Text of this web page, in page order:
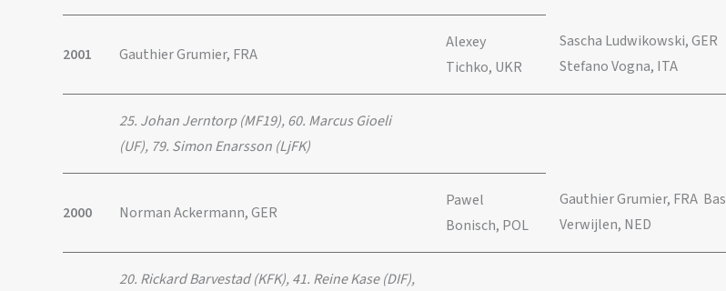
2001 Gauthier Grumier, FRA
Alexey
Tichko, UKR
Sascha Ludwikowski, GER
Stefano Vogna, ITA
25. Johan Jerntorp (MF19),60. Marcus Gioeli
(UF), 79. Simon Enarsson (LjFK)
2000 Norman Ackermann, GER
Pawel
Bonisch, POL
Gauthier Grumier, FRA Bas
Verwijlen, NED
20. Rickard Barvestad (KFK), 41. Reine Kase (DIF),